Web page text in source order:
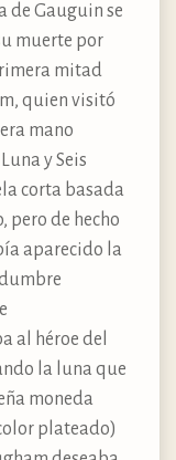
de Gauguin se
muerte por
mitad
quien visitó
mano
y Seis
corta basada
pero de hecho
aparecido la
al héroe del
la luna que
moneda
plateado)